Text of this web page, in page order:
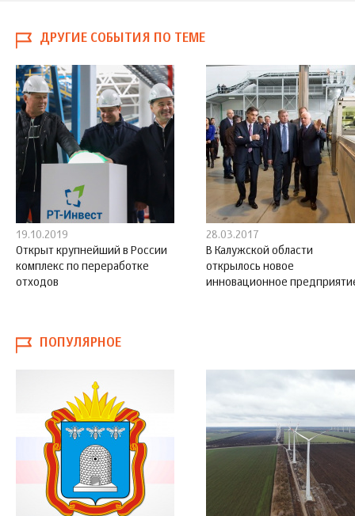
ДРУГИЕ СОБЫТИЯ ПО ТЕМЕ
19.10.2019
Открыт крупнейший в России
комплекс по переработке
отходов
28.03.2017
В Калужской области
открылось новое
инновационное
ПОПУЛЯРНОЕ